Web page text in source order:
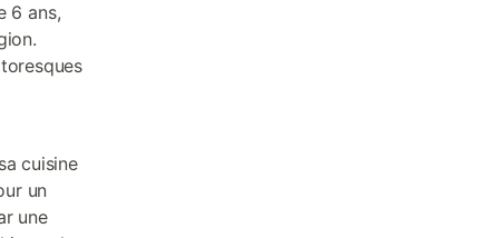
6 ans,
cuisine
un
une